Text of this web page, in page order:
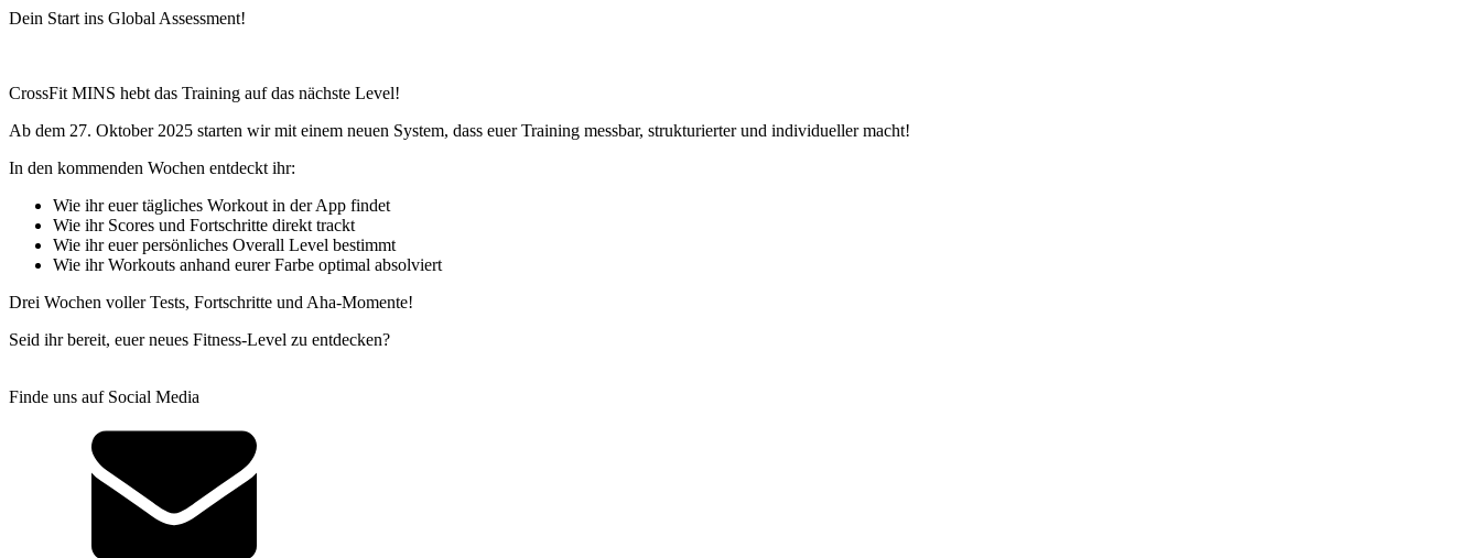
Dein Start ins Global Assessment!
CrossFit MINS hebt das Training auf das nächste Level!
Ab dem 27. Oktober 2025 starten wir mit einem neuen System, dass euer Training messbar, strukturierter und individueller macht!
In den kommenden Wochen entdeckt ihr:
Wie ihr euer tägliches Workout in der App findet
Wie ihr Scores und Fortschritte direkt trackt
Wie ihr euer persönliches Overall Level bestimmt
Wie ihr Workouts anhand eurer Farbe optimal absolviert
Drei Wochen voller Tests, Fortschritte und Aha-Momente!
Seid ihr bereit, euer neues Fitness-Level zu entdecken?
Finde uns auf Social Media